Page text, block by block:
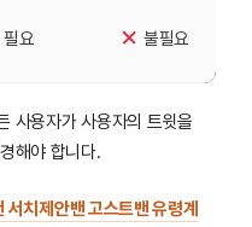
필요 불필요
사용자가 사용자의 트윗을
해야 합니다.
치제안밴 고스트밴 유령계